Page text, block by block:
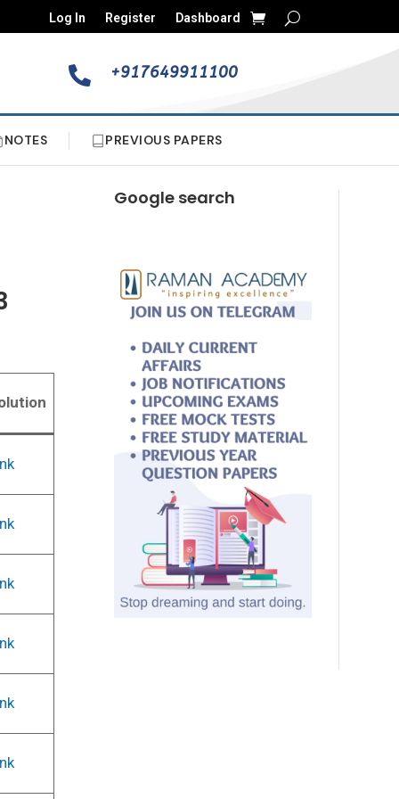
Log In Register Dashboard
 +917649911100
NOTES PREVIOUS PAPERS
Google search